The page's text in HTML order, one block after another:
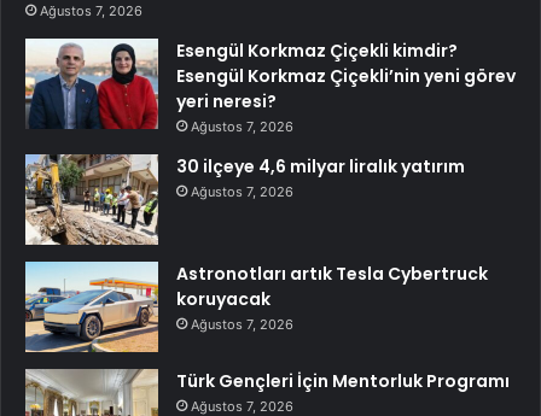
Ağustos 7, 2026
Esengül Korkmaz Çiçekli kimdir?
Esengül Korkmaz Çiçekli’nin yeni görev
yeri neresi?
Ağustos 7, 2026
30 ilçeye 4,6 milyar liralık yatırım
Ağustos 7, 2026
Astronotları artık Tesla Cybertruck
koruyacak
Ağustos 7, 2026
Türk Gençleri İçin Mentorluk Programı
Ağustos 7, 2026